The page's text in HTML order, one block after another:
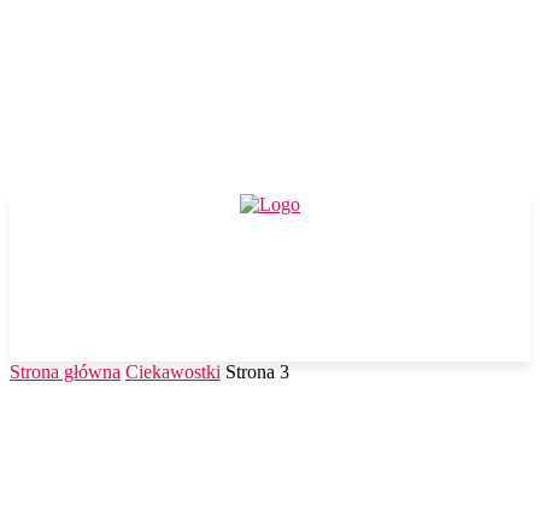
Strona główna Ciekawostki Strona 3